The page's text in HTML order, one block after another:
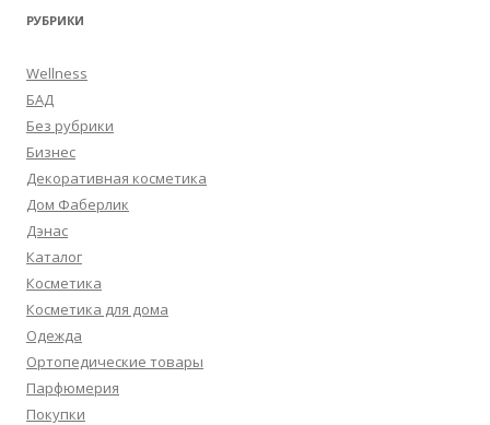
РУБРИКИ
Wellness
БАД
Без рубрики
Бизнес
Декоративная косметика
Дом Фаберлик
Дэнас
Каталог
Косметика
Косметика для дома
Одежда
Ортопедические товары
Парфюмерия
Покупки